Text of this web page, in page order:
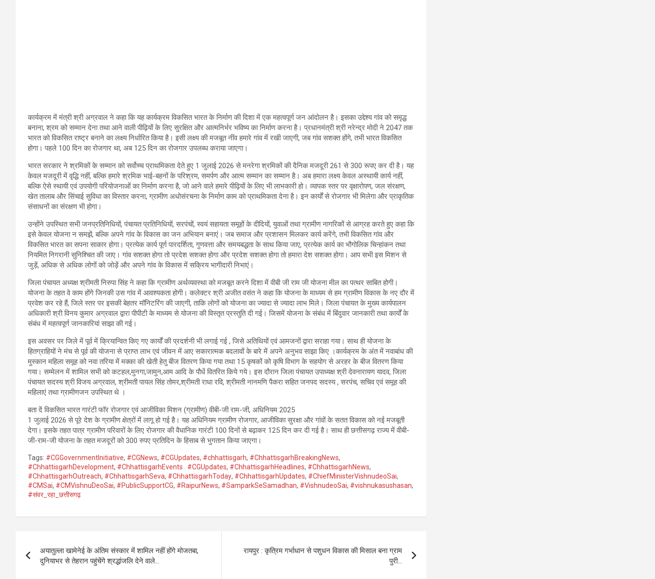
कार्यक्रम में मंत्री श्री अग्रवाल ने कहा कि यह कार्यक्रम विकसित भारत के निर्माण की दिशा में एक महत्वपूर्ण जन आंदोलन है। इसका उद्देश्य गांव को समृद्ध
बनाना, श्रम को सम्मान देना तथा आने वाली पीढ़ियों के लिए सुरक्षित और आत्मनिर्भर भविष्य का निर्माण करना है। प्रधानमंत्री श्री नरेन्द्र मोदी ने 2047 तक
भारत को विकसित राष्ट्र बनाने का लक्ष्य निर्धारित किया है। इसी लक्ष्य की मजबूत नींव हमारे गांव में रखी जाएगी, जब गांव सशक्त होंगे, तभी भारत विकसित
होगा। पहले 100 दिन का रोजगार था, अब 125 दिन का रोजगार उपलब्ध कराया जाएगा।
भारत सरकार ने श्रमिकों के सम्मान को सर्वोच्च प्राथमिकता देते हुए 1 जुलाई 2026 से मनरेगा श्रमिकों की दैनिक मजदूरी 261 से 300 रूपए कर दी है। यह
केवल मजदूरी में वृद्धि नहीं, बल्कि हमारे श्रमिक भाई-बहनों के परिश्रम, समर्पण और आत्म सम्मान का सम्मान है। अब हमारा लक्ष्य केवल अस्थायी कार्य नहीं,
बल्कि ऐसे स्थायी एवं उपयोगी परियोजनाओं का निर्माण करना है, जो आने वाले हमारे पीढ़ियों के लिए भी लाभकारी हो। व्यापक स्तर पर वृक्षारोपण, जल संरक्षण,
खेत तालाब और सिंचाई सुविधा का विस्तार करना, ग्रामीण अधोसंरचना के निर्माण काम को प्राथमिकता देना है। इन कार्यों से रोजगार भी मिलेगा और प्राकृतिक
संसाधनों का संरक्षण भी होगा।
उन्होंने उपस्थित सभी जनप्रतिनिधियों, पंचायत प्रतिनिधियों, सरपंचों, स्वयं सहायता समूहों के दीदियों, युवाओं तथा ग्रामीण नागरिकों से आग्रह करते हुए कहा कि
इसे केवल योजना न समझें, बल्कि अपने गांव के विकास का जन अभियान बनाएं। जब समाज और प्रशासन मिलकर कार्य करेंगे, तभी विकसित गांव और
विकसित भारत का सपना साकार होगा। प्रत्येक कार्य पूर्ण पारदर्शिता, गुणवत्ता और समयबद्धता के साथ किया जाए, प्रत्येक कार्य का भौगोलिक चिन्हांकन तथा
नियमित निगरानी सुनिश्चित की जाए। गांव सशक्त होगा तो प्रदेश सशक्त होगा और प्रदेश सशक्त होगा तो हमारा देश सशक्त होगा। आप सभी इस मिशन से
जुड़ें, अधिक से अधिक लोगों को जोड़ें और अपने गांव के विकास में सक्रिय भागीदारी निभाएं।
जिला पंचायत अध्यक्ष श्रीमती निरुपा सिंह ने कहा कि ग्रामीण अर्थव्यवस्था को मजबूत करने दिशा में वीबी जी राम जी योजना मील का पत्थर साबित होगी।
योजना के तहत वे काम होंगे जिनकी उस गांव में आवश्यकता होगी। कलेक्टर श्री अजीत वसंत ने कहा कि योजना के माध्यम से हम ग्रामीण विकास के नए दौर में
प्रवेश कर रहे हैं, जिले स्तर पर इसकी बेहतर मॉनिटरिंग की जाएगी, ताकि लोगों को योजना का ज्यादा से ज्यादा लाभ मिले। जिला पंचायत के मुख्य कार्यपालन
अधिकारी श्री विनय कुमार अग्रवाल द्वारा पीपीटी के माध्यम से योजना की विस्तृत प्रस्तुति दी गई। जिसमें योजना के संबंध में बिंदुवार जानकारी तथा कार्यों के
संबंध में महत्वपूर्ण जानकारियां साझा की गई।
इस अवसर पर जिले में पूर्व में क्रियान्वित किए गए कार्यों की प्रदर्शनी भी लगाई गई , जिसे अतिथियों एवं आमजनों द्वारा सराहा गया। साथ ही योजना के
हितग्राहियों ने मंच से पूर्व की योजना से प्राप्त लाभ एवं जीवन में आए सकारात्मक बदलावों के बारे में अपने अनुभव साझा किए ।कार्यक्रम के अंत में नवाबांध की
मुस्कान महिला समूह को नवा तरिया में मक्का की खेती हेतु बीज वितरण किया गया तथा 15 कृषकों को कृषि विभाग के सहयोग से अरहर के बीज वितरण किया
गया। सम्मेलन में शामिल सभी को कटहल,मुनगा,जामुन,आम आदि के पौधें वितरित किये गये। इस दौरान जिला पंचायत उपाध्यक्ष श्री देवनारायण यादव, जिला
पंचायत सदस्य श्री विजय अग्रवाल, श्रीमती पायल सिंह तोमर,श्रीमती राधा रवि, श्रीमती नानमणि पैकरा सहित जनपद सदस्य , सरपंच, सचिव एवं समूह की
महिलाएं तथा ग्रामीणजन उपस्थित थे ।
बता दें विकसित भारत गारंटी फॉर रोजगार एवं आजीविका मिशन (ग्रामीण) वीबी-जी राम-जी, अधिनियम 2025
1 जुलाई 2026 से पूरे देश के ग्रामीण क्षेत्रों में लागू हो गई है। यह अधिनियम ग्रामीण रोजगार, आजीविका सुरक्षा और गांवों के सतत विकास को नई मजबूती
देगा। इसके तहत पात्र ग्रामीण परिवारों के लिए रोजगार की वैधानिक गारंटी 100 दिनों से बढ़ाकर 125 दिन कर दी गई है। साथ ही छत्तीसगढ़ राज्य में वीबी-
जी-राम-जी योजना के तहत मजदूरों को 300 रुपए प्रतिदिन के हिसाब से भुगतान किया जाएगा।
Tags: #CGGovernmentInitiative, #CGNews, #CGUpdates, #chhattisgarh, #ChhattisgarhBreakingNews,
#ChhattisgarhDevelopment, #ChhattisgarhEvents . #CGUpdates, #ChhattisgarhHeadlines, #ChhattisgarhNews,
#ChhattisgarhOutreach, #ChhattisgarhSeva, #ChhattisgarhToday, #ChhattisgarhUpdates, #ChiefMinisterVishnudeoSai,
#CMSai, #CMVishnuDeoSai, #PublicSupportCG, #RaipurNews, #SamparkSeSamadhan, #VishnudeoSai, #vishnukasushasan,
#संवर_रहा_छत्तीसगढ़
navigation
अयातुल्ला खामेनेई के अंतिम संस्कार में शामिल नहीं होंगे मोजतबा,
दुनियाभर से तेहरान पहुंचेंगे श्रद्धांजलि देने वाले…
रायपुर : कृत्रिम गर्भाधान से पशुधन विकास की मिसाल बना ग्राम
पुरी…